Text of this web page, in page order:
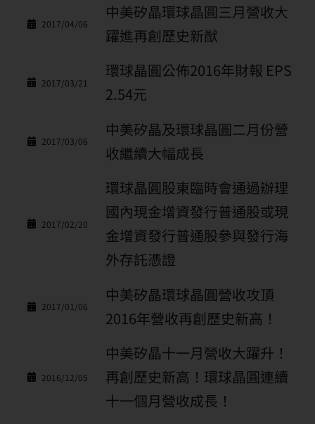
2017/04/06
中美矽晶環球晶圓三月營收大
躍進再創歷史新猷
2017/03/21
環球晶圓公佈2016年財報 EPS
2.54元
2017/03/06
中美矽晶及環球晶圓二月份營
收繼續大幅成長
2017/02/20
環球晶圓股東臨時會通過辦理
國內現金增資發行普通股或現
金增資發行普通股參與發行海
外存託憑證
2017/01/06
中美矽晶環球晶圓營收攻頂
2016年營收再創歷史新高！
2016/12/05
中美矽晶十一月營收大躍升！
再創歷史新高！環球晶圓連續
十一個月營收成長！